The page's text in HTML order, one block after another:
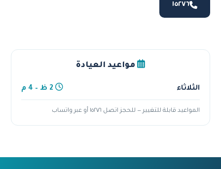
١٥٢٧٦
مواعيد العيادة
الثلاثاء
المواعيد قابلة للتغيير — للحجز اتصل ١٥٢٧٦ أو عبر واتساب